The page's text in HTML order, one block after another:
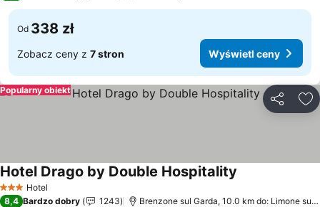
Od 338 zł
Zobacz ceny z 7 stron Wyświetl ceny
Popularny obiekt
3 Kategoria
Hotel
Hotel Drago by Double Hospitality
8,4 Bardzo dobry 1243 Brenzone sul Garda, 10.0 km do: Limone sul Garda